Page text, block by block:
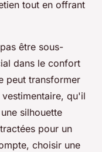
tout en offrant
être sous-
dans le confort
peut transformer
qu'il
silhouette
pour un
choisir une